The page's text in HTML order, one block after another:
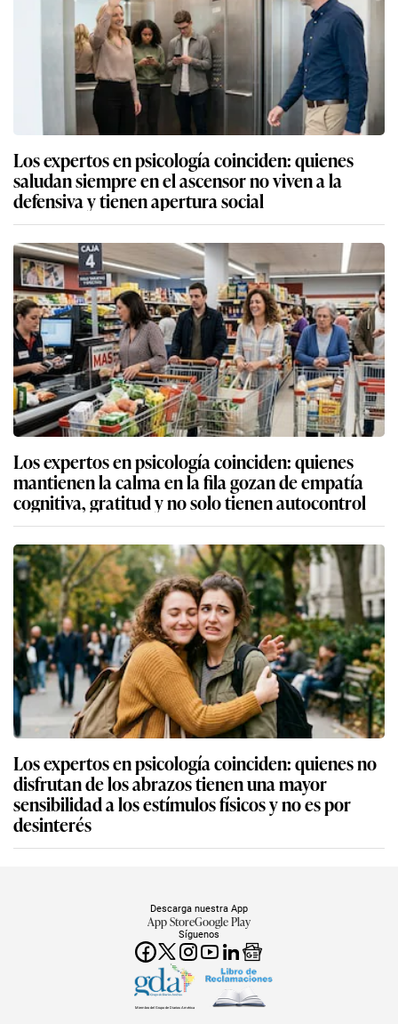
Los expertos en psicología coinciden: quienes
saludan siempre en el ascensor no viven a la
defensiva y tienen apertura social
Los expertos en psicología coinciden: quienes
mantienen la calma en la fila gozan de empatía
cognitiva, gratitud y no solo tienen autocontrol
Los expertos en psicología coinciden: quienes no
disfrutan de los abrazos tienen una mayor
sensibilidad a los estímulos físicos y no es por
desinterés
Síguenos
Descarga nuestra App
App StoreGoogle Play
Miembro del Grupo de Diarios América